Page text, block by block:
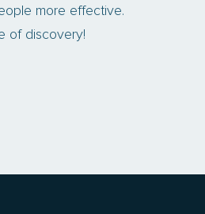
more effective.
of discovery!